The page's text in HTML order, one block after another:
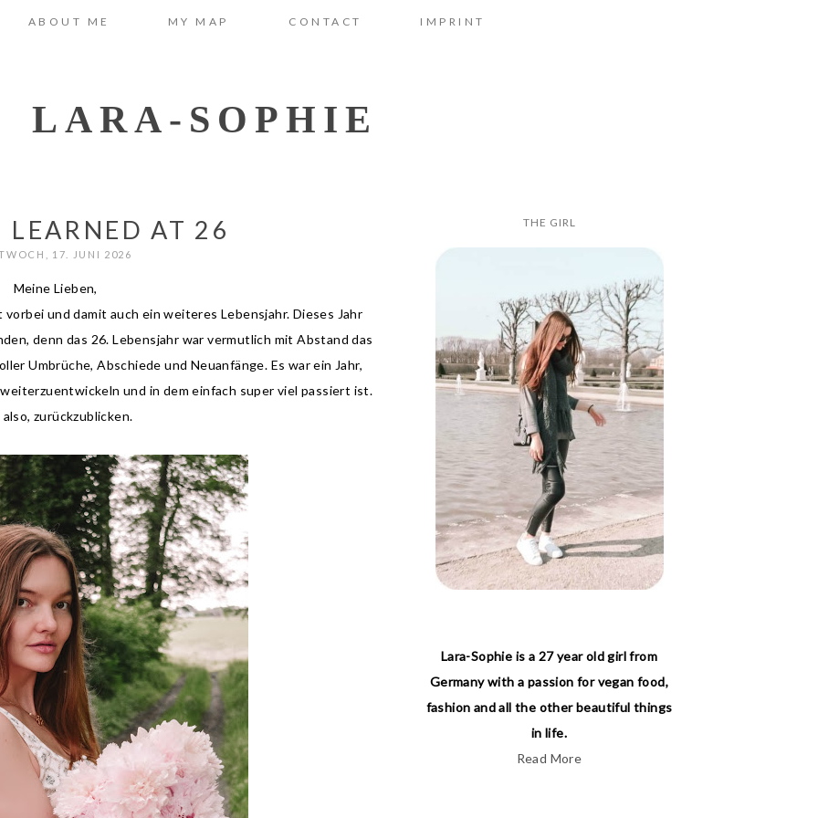
ABOUT ME MY MAP CONTACT IMPRINT
LARA-SOPHIE
AT 26
17. JUNI 2026
Meine Lieben,
und damit auch ein weiteres Lebensjahr. Dieses Jahr
denn das 26. Lebensjahr war vermutlich mit Abstand das
Umbrüche, Abschiede und Neuanfänge. Es war ein Jahr,
und in dem einfach super viel passiert ist.
zurückzublicken.
THE GIRL
Lara-Sophie is a 27 year old girl from
Germany with a passion for vegan food,
fashion and all the other beautiful things
in life.
Read More